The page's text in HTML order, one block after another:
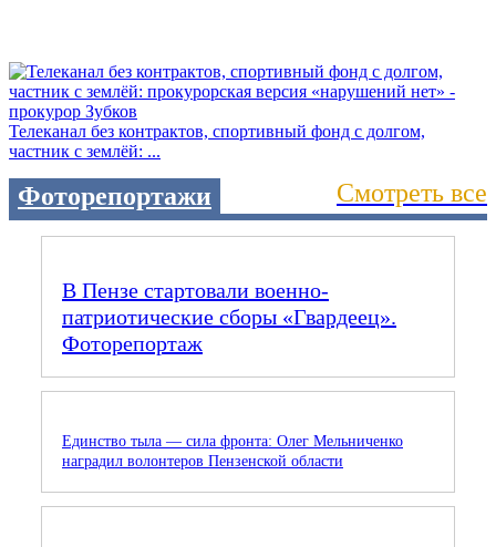
Телеканал без контрактов, спортивный фонд с долгом,
частник с землёй: ...
Фоторепортажи Смотреть все
В Пензе стартовали военно-
патриотические сборы «Гвардеец».
Фоторепортаж
Единство тыла — сила фронта: Олег Мельниченко
наградил волонтеров Пензенской области